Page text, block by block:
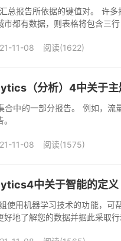
总报告所依据的键值对。 许多
都有数据，则表格将包含三行
11-08 阅读(1622)
（分析）4中关于主
合中的一部分报告。 例如，流
11-08 阅读(1575)
中关于智能的定义
使用机器学习技术的功能，
好地了解您的数据并据此采取